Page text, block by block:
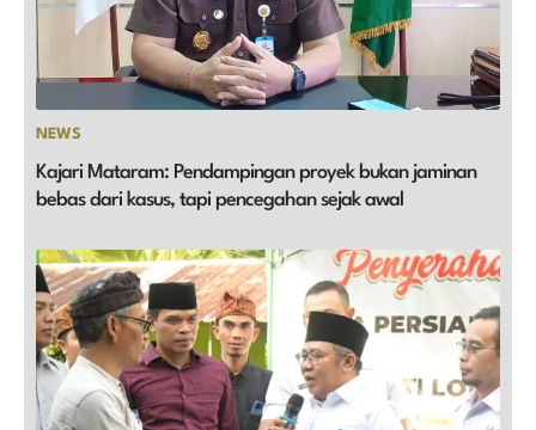
NEWS
Kajari Mataram: Pendampingan proyek bukan jaminan
bebas dari kasus, tapi pencegahan sejak awal